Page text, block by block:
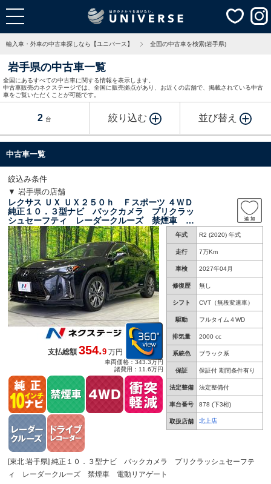
輸入車・外車の中古車探しなら【ユニバース】 全国の中古車を検索(岩手県)
岩手県の中古車一覧
全国にあるすべての中古車に関する情報を表示します。
中古車販売のネクステージでは、全国に販売拠点があり、お近くの店舗で、掲載されている中古
車をご覧いただくことが可能です。
2 台 絞り込む 並び替え
中古車一覧
絞込み条件
▼ 岩手県の店舗
レクサス ＵＸ ＵＸ２５０ｈ Ｆスポーツ ４ＷＤ
純正１０．３型ナビ バックカメラ プリクラッ
シュセーフティ レーダークルーズ 禁煙車 電
動リアゲート 前席シートヒーター／パワーシー
ト クリアランスソナー スマートキー ＬＥＤ
ヘッド ＥＴＣ
年式 R2 (2020) 年式
走行 7万Km
車検 2027年04月
修復歴 無し
シフト CVT（無段変速車）
駆動 フルタイム４WD
排気量 2000 cc
系統色 ブラック系
保証 保証付 期間条件有り
法定整備 法定整備付
車台番号 878 (下3桁)
取扱店舗 北上店
支払総額354.9 万円
車両価格：343.3万円
諸費用：11.6万円
[東北:岩手県] 純正１０．３型ナビ バックカメラ プリクラッシュセーフテ
ィ レーダークルーズ 禁煙車 電動リアゲート